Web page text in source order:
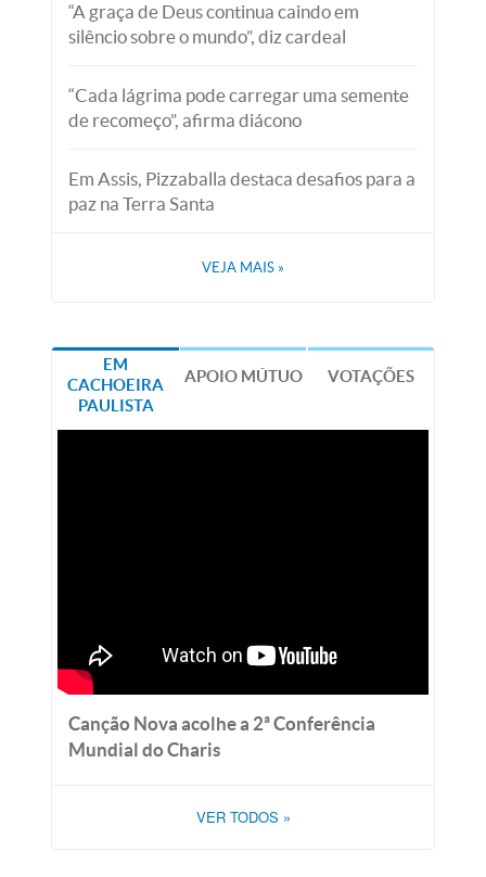
“A graça de Deus continua caindo em
silêncio sobre o mundo”, diz cardeal
“Cada lágrima pode carregar uma semente
de recomeço”, afirma diácono
Em Assis, Pizzaballa destaca desafios para a
paz na Terra Santa
VEJA MAIS »
EM
CACHOEIRA
PAULISTA
APOIO MÚTUO VOTAÇÕES
Canção Nova acolhe a 2ª Conferência
Mundial do Charis
VER TODOS »